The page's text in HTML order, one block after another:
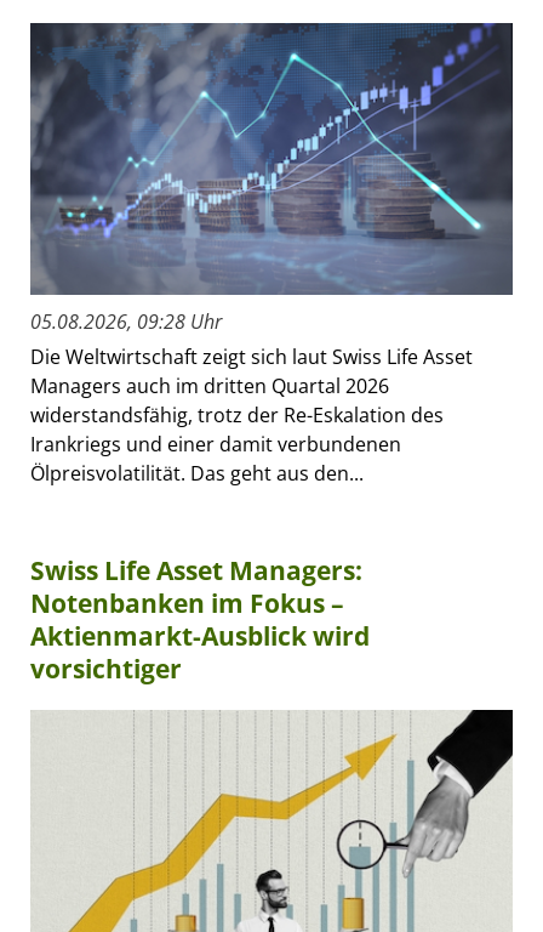
05.08.2026, 09:28 Uhr
Die Weltwirtschaft zeigt sich laut Swiss Life Asset
Managers auch im dritten Quartal 2026
widerstandsfähig, trotz der Re-Eskalation des
Irankriegs und einer damit verbundenen
Ölpreisvolatilität. Das geht aus den...
Swiss Life Asset Managers:
Notenbanken im Fokus –
Aktienmarkt-Ausblick wird
vorsichtiger